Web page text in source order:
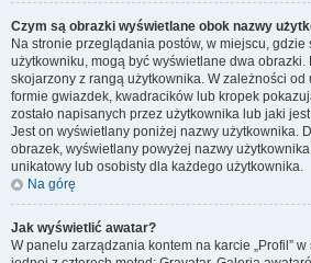
Czym są obrazki wyświetlane obok nazwy
Na stronie przeglądania postów, w miejscu,
użytkowniku, mogą być wyświetlane dwa obrazki.
skojarzony z rangą użytkownika. W zależności
formie gwiazdek, kwadracików lub kropek
zostało napisanych przez użytkownika lub jaki
Jest on wyświetlany poniżej nazwy użytkownika.
obrazek, wyświetlany powyżej nazwy
unikatowy lub osobisty dla każdego użytkownika.
Na górę
Jak wyświetlić awatar?
W panelu zarządzania kontem na karcie „Profil” w